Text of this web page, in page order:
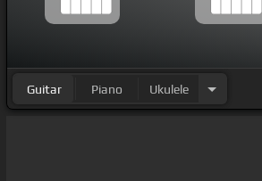
Guitar Piano Ukulele